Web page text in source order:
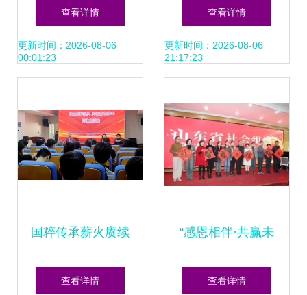
五四活动邀青年共
话文化传承
查看详情
更新时间：2026-08-06
00:01:23
文化生活丰富多彩
汇聚强大创城力量
查看详情
更新时间：2026-08-06
21:17:23
国粹传承薪火赓续
中国戏曲学院京昆
查看详情
“感恩相伴·共赢未
来”党建文化交流会
查看详情